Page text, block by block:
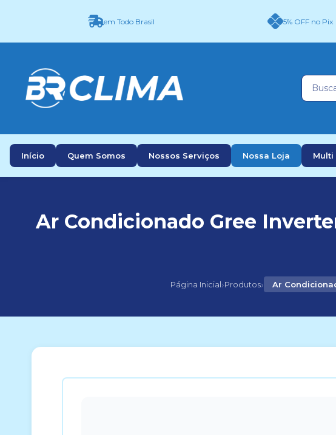
em Todo Brasil 5% OFF no Pix
Início Quem Somos Nossos Serviços Nossa Loja Multi
Ar Condicionado Gree
Página Inicial›Produtos› Ar